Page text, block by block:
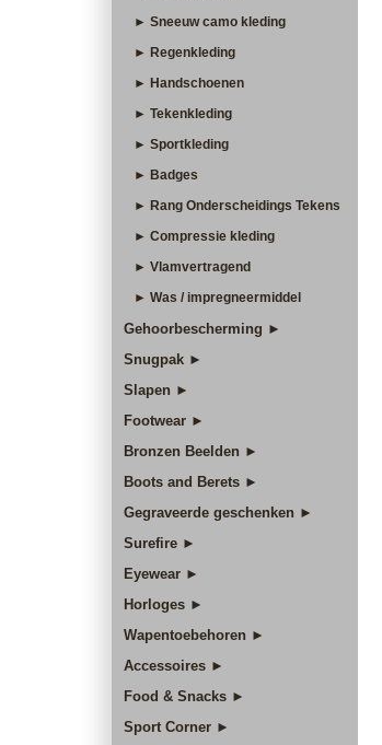
► Sneeuw camo kleding
► Regenkleding
► Handschoenen
► Tekenkleding
► Sportkleding
► Badges
► Rang Onderscheidings Tekens
► Compressie kleding
► Vlamvertragend
► Was / impregneermiddel
Gehoorbescherming ►
Snugpak ►
Slapen ►
Footwear ►
Bronzen Beelden ►
Boots and Berets ►
Gegraveerde geschenken ►
Surefire ►
Eyewear ►
Horloges ►
Wapentoebehoren ►
Accessoires ►
Food & Snacks ►
Sport Corner ►